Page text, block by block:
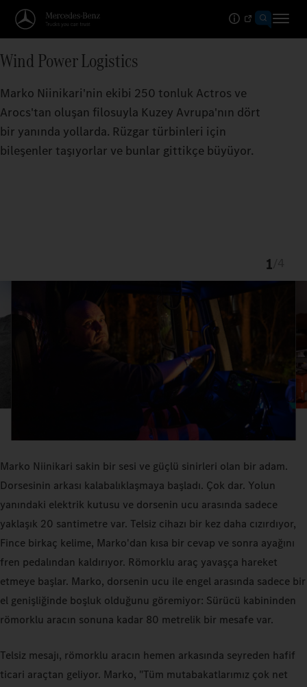
Wind Power Logistics
Marko Niinikari'nin ekibi 250 tonluk Actros ve
Arocs'tan oluşan filosuyla Kuzey Avrupa'nın dört
bir yanında yollarda. Rüzgar türbinleri için
bileşenler taşıyorlar ve bunlar gittikçe büyüyor.
1
Marko Niinikari sakin bir sesi ve güçlü sinirleri olan bir adam.
Dorsesinin arkası kalabalıklaşmaya başladı. Çok dar. Yolun
yanındaki elektrik kutusu ve dorsenin ucu arasında sadece
yaklaşık 20 santimetre var. Telsiz cihazı bir kez daha cızırdıyor,
Fince birkaç kelime, Marko'dan kısa bir cevap ve sonra ayağını
fren pedalından kaldırıyor. Römorklu araç yavaşça hareket
etmeye başlar. Marko, dorsenin ucu ile engel arasında sadece bir
el genişliğinde boşluk olduğunu göremiyor: Sürücü kabininden
römorklu aracın sonuna kadar 80 metrelik bir mesafe var.
Telsiz mesajı, römorklu aracın hemen arkasında seyreden hafif
ticari araçtan geliyor. Marko, "Tüm mutabakatlarımız çok net